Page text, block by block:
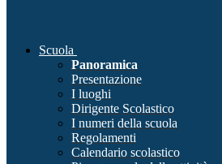
Scuola
Panoramica
Presentazione
I luoghi
Dirigente Scolastico
I numeri della scuola
Regolamenti
Calendario scolastico